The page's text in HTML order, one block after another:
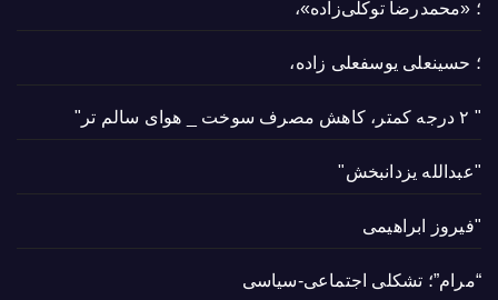
؛ «محمدرضا توکلی‌زاده»،
؛ حسینعلی یوسفعلی زاده،
" ۲ درجه کمتر، کاهش مصرف سوخت _ هوای سالم تر"
"عبدالله یزدانبخش"
"فیروز ابراهیمی
“مرام”؛ تشکلی اجتماعی-سیاسی